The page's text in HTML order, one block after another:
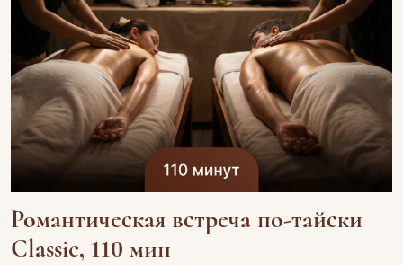
Романтическая встреча по-тайски
Classic, 110 мин